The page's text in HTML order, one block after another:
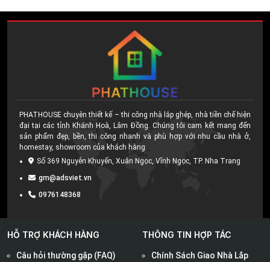
PHATHOUSE chuyên thiết kế – thi công nhà lắp ghép, nhà tiền chế hiện
đại tại các tỉnh Khánh Hoà, Lâm Đồng. Chúng tôi cam kết mang đến
sản phẩm đẹp, bền, thi công nhanh và phù hợp với nhu cầu nhà ở,
homestay, showroom của khách hàng.
Số 369 Nguyễn Khuyến, Xuân Ngọc, Vĩnh Ngọc, TP. Nha Trang
gm@adsviet.vn
0976148368
HỖ TRỢ KHÁCH HÀNG
Câu hỏi thường gặp (FAQ)
THÔNG TIN HỢP TÁC
Chính Sách Giao Nhà Lắp